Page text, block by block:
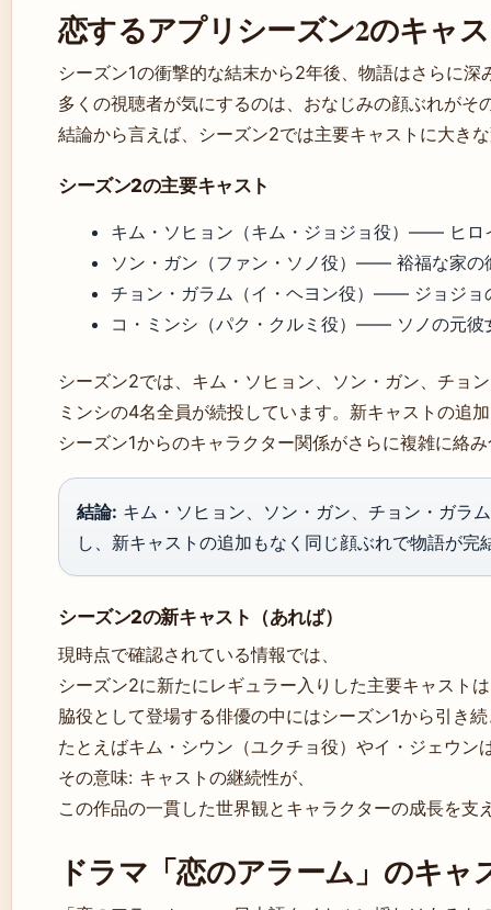
恋するアプリシーズン2のキャ
シーズン1の衝撃的な結末から2年後、物語はさらに深
多くの視聴者が気にするのは、おなじみの顔ぶれがそ
結論から言えば、シーズン2では主要キャストに大き
シーズン2の主要キャスト
キム・ソヒョン（キム・ジョジョ役）—— ヒロ
ソン・ガン（ファン・ソノ役）—— 裕福な家の
チョン・ガラム（イ・ヘヨン役）—— ジョジョ
コ・ミンシ（パク・クルミ役）—— ソノの元彼
シーズン2では、キム・ソヒョン、ソン・ガン、チョ
ミンシの4名全員が続投しています。新キャストの追
シーズン1からのキャラクター関係がさらに複雑に絡
結論: キム・ソヒョン、ソン・ガン、チョン・ガラ
し、新キャストの追加もなく同じ顔ぶれで物語が完
シーズン2の新キャスト（あれば）
現時点で確認されている情報では、
シーズン2に新たにレギュラー入りした主要キャスト
脇役として登場する俳優の中にはシーズン1から引き
たとえばキム・シウン（ユクチョ役）やイ・ジェウン
その意味: キャストの継続性が、
この作品の一貫した世界観とキャラクターの成長を支
ドラマ「恋のアラーム」のキャ